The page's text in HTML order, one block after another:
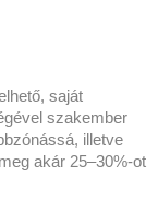
saját
szakember
illetve
akár 25–30%-ot